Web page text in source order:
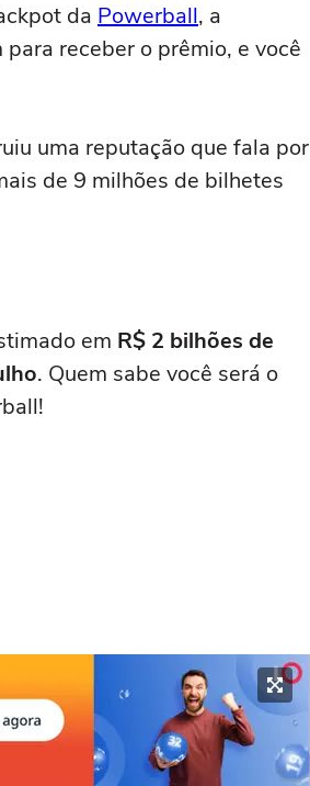
da Powerball, a
receber o prêmio, e você
uma reputação que fala por
de 9 milhões de bilhetes
em R$ 2 bilhões de
. Quem sabe você será o